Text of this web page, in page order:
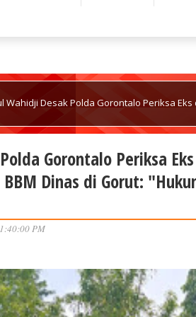
Wahidji Desak Polda Gorontalo Periksa
Gorontalo Periksa
Dinas di Gorut:
PM